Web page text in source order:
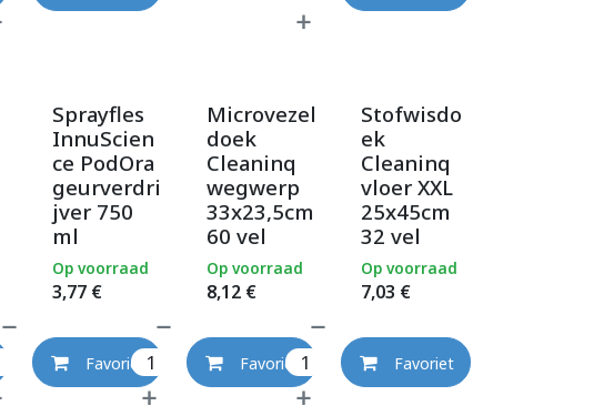
Sprayfles
InnuScien
ce PodOra
geurverdri
jver 750
ml
3,77€
Op voorraad
Favoriet
Microvezel
doek
Cleaninq
wegwerp
33x23,5cm
60 vel
8,12€
Op voorraad
Favoriet
Stofwisdo
ek
Cleaninq
vloer XXL
25x45cm
32 vel
7,03 €
Op voorraad
Favoriet